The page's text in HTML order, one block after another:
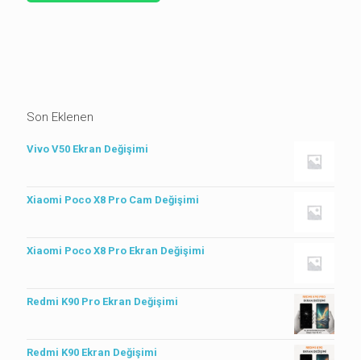
Son Eklenen
Vivo V50 Ekran Değişimi
Xiaomi Poco X8 Pro Cam Değişimi
Xiaomi Poco X8 Pro Ekran Değişimi
Redmi K90 Pro Ekran Değişimi
Redmi K90 Ekran Değişimi